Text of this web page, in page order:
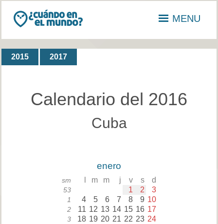
MENU
2015 2017
Calendario del 2016
Cuba
enero
sm m m j v s d
53 1 2 3
1 4 5 6 7 8 9 10
2 11 12 13 14 15 16 17
3 18 19 20 21 22 23 24